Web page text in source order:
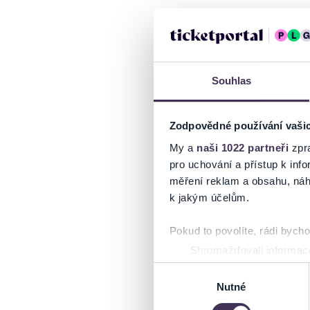
Souhlas
Zodpovědné používání
My a naši 1022 partneři
pro uchování a přístup k
měření reklam a obsahu,
k jakým účelům.
Pokud to povolíte, rádi
Shromažďovali
Identifikovali vaše
Zjistěte více o tom, jak
můžete kdykoliv změnit
Nutné